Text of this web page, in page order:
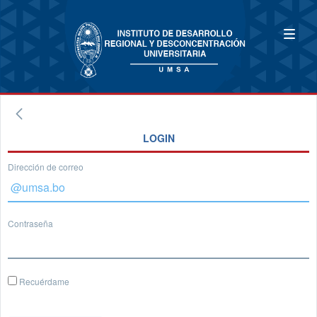
LOGIN
Dirección de correo
Contraseña
Recuérdame